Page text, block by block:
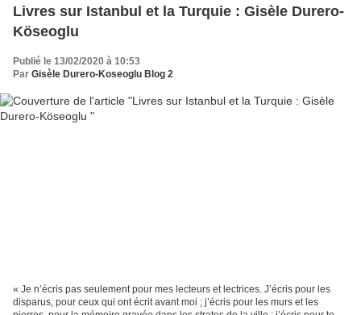
Livres sur Istanbul et la Turquie : Gisèle Durero-
Köseoglu
Publié le 13/02/2020 à 10:53
Par Gisèle Durero-Koseoglu Blog 2
« Je n’écris pas seulement pour mes lecteurs et lectrices. J’écris pour les
disparus, pour ceux qui ont écrit avant moi ; j’écris pour les murs et les